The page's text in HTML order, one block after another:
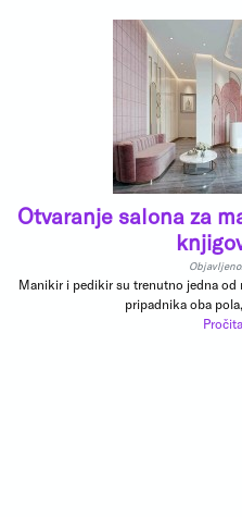
Otvaranje salona za
Manikir i pedikir su trenutno jedna
pripadnika oba